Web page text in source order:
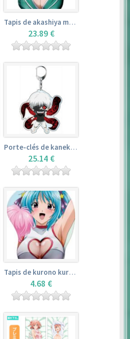
Tapis de akashiya moka – rosario + vampire
23.89 €
Porte-clés de kaneki ken – tokyo ghoul
25.14 €
Tapis de kurono kurumu – rosario + vampire
4.68 €